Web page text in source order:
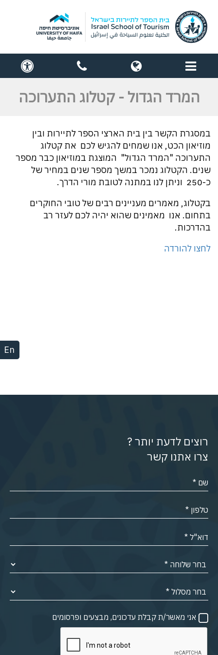
En
תפריט globe
contact
us
המרד הגדול - קטלוג התערוכה
במסגרת הקשר בין בית הארצי הספר לתיירות ובין
מוזיאון הכט, אנו שמחים להגיש לכם את קטלוג
התערוכה "המרד הגדול" המוצגת במוזיאון כבר מספר
שנים. הקטלוג נמכר במשך מספר שנים במחיר של
כ-250 ₪ וניתן לנו במתנה לטובת מורי הדרך.
בקטלוג, מאמרים מעניינים רבים של טובי החוקרים
בתחום. אנו מאמינים שהוא יהיה לכם לעזר רב
בהדרכות.
לחצו להורדה
רוצים לדעת יותר ?
צרו אתנו קשר
אני מאשר/ת קבלת עדכונים, מבצעים ופרסומים